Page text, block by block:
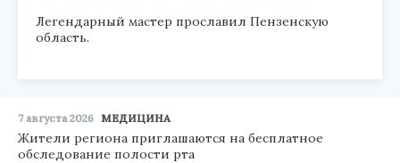
Легендарный мастер прославил Пензенскую
область.
7 августа 2026 МЕДИЦИНА
Жители региона приглашаются на бесплатное
обследование полости рта